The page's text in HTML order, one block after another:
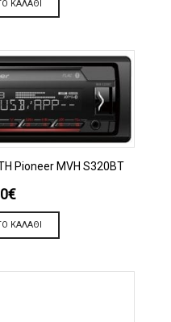
ΚΑΛΆΘΙ
Pioneer MVH S320BT
€
ΚΑΛΆΘΙ